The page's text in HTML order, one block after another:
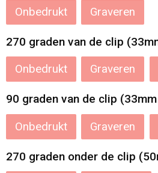
Onbedrukt Graveren
270 graden van de clip
Onbedrukt Graveren
90 graden van de clip
Onbedrukt Graveren
270 graden onder de clip